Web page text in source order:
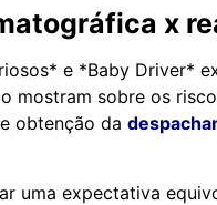
x
e *Baby Driver*
mostram sobre os
obtenção da
uma expectativa